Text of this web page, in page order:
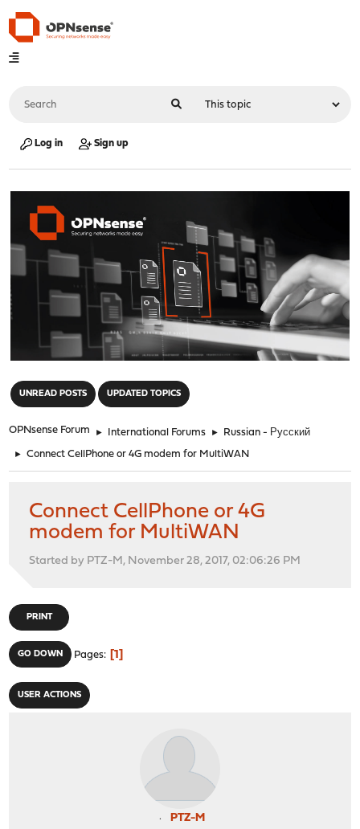
Log in Sign up
UNREAD POSTS UPDATED TOPICS
OPNsense Forum ► International Forums ► Russian - Русский
► Connect CellPhone or 4G modem for MultiWAN
Connect CellPhone or 4G
modem for MultiWAN
Started by PTZ-M, November 28, 2017, 02:06:26 PM
PRINT
GO DOWN Pages 1
USER ACTIONS
PTZ-M